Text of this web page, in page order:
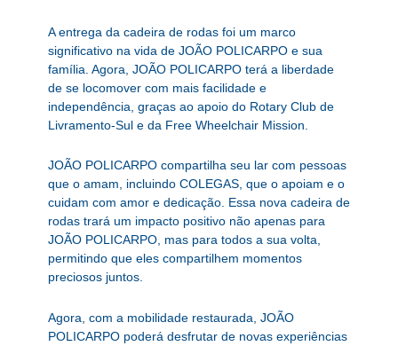
A entrega da cadeira de rodas foi um marco
significativo na vida de JOÃO POLICARPO e sua
família. Agora, JOÃO POLICARPO terá a liberdade
de se locomover com mais facilidade e
independência, graças ao apoio do Rotary Club de
Livramento-Sul e da Free Wheelchair Mission.
JOÃO POLICARPO compartilha seu lar com pessoas
que o amam, incluindo COLEGAS, que o apoiam e o
cuidam com amor e dedicação. Essa nova cadeira de
rodas trará um impacto positivo não apenas para
JOÃO POLICARPO, mas para todos a sua volta,
permitindo que eles compartilhem momentos
preciosos juntos.
Agora, com a mobilidade restaurada, JOÃO
POLICARPO poderá desfrutar de novas experiências